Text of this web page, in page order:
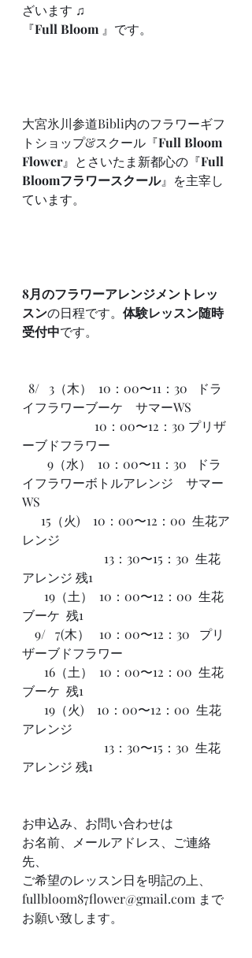
ざいます ♫
『Full Bloom 』です。
大宮氷川参道Bibli内のフラワーギフ
トショップ&スクール『Full Bloom
Flower』とさいたま新都心の『Full
Bloomフラワースクール』を主宰し
ています。
8月のフラワーアレンジメントレッ
スンの日程です。 体験レッスン随時
受付中です。
イフラワーブーケ　サマーWS
ーブドフラワー
イフラワーボトルアレンジ　サマー
WS
レンジ
13：30〜15：30  生花
アレンジ 残1
19（土）  10：00〜12：00  生花
ブーケ  残1
9/   7(木）   10：00〜12：30   プリ
ザーブドフラワー
16（土）  10：00〜12：00  生花
ブーケ  残1
アレンジ
13：30〜15：30  生花
アレンジ 残1
お申込み、お問い合わせは
お名前、メールアドレス、ご連絡
先、
ご希望のレッスン日を明記の上、
fullbloom87flower@gmail.com まで
お願い致します。